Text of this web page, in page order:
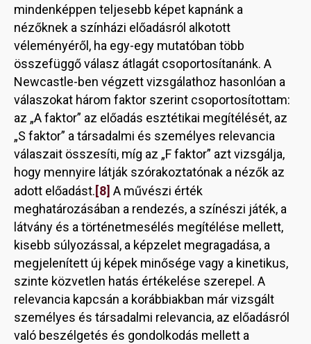
mindenképpen teljesebb képet kapnánk a
nézőknek a színházi előadásról alkotott
véleményéről, ha egy-egy mutatóban több
összefüggő válasz átlagát csoportosítanánk. A
Newcastle-ben végzett vizsgálathoz hasonlóan a
válaszokat három faktor szerint csoportosítottam:
az „A faktor” az előadás esztétikai megítélését, az
„S faktor” a társadalmi és személyes relevancia
válaszait összesíti, míg az „F faktor” azt vizsgálja,
hogy mennyire látják szórakoztatónak a nézők az
adott előadást.[8] A művészi érték
meghatározásában a rendezés, a színészi játék, a
látvány és a történetmesélés megítélése mellett,
kisebb súlyozással, a képzelet megragadása, a
megjelenített új képek minősége vagy a kinetikus,
szinte közvetlen hatás értékelése szerepel. A
relevancia kapcsán a korábbiakban már vizsgált
személyes és társadalmi relevancia, az előadásról
való beszélgetés és gondolkodás mellett a